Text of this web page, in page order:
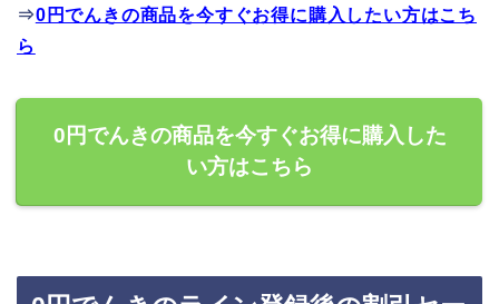
⇒0円でんきの商品を今すぐお得に購入したい方はこち
ら
0円でんきの商品を今すぐお得に購入した
い方はこちら